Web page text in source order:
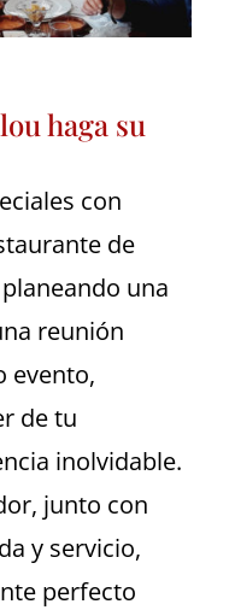
haga su
con
de
una
reunión
evento,
de tu
inolvidable.
junto con
y servicio,
perfecto